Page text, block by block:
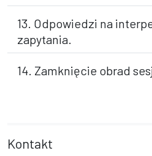
13. Odpowiedzi na
zapytania.
14. Zamknięcie obrad
Kontakt